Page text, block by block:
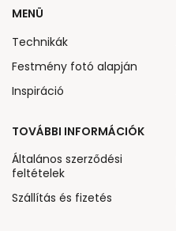
MENÜ
Technikák
Festmény fotó alapján
Inspiráció
TOVÁBBI INFORMÁCIÓK
Általános szerződési
feltételek
Szállítás és fizetés